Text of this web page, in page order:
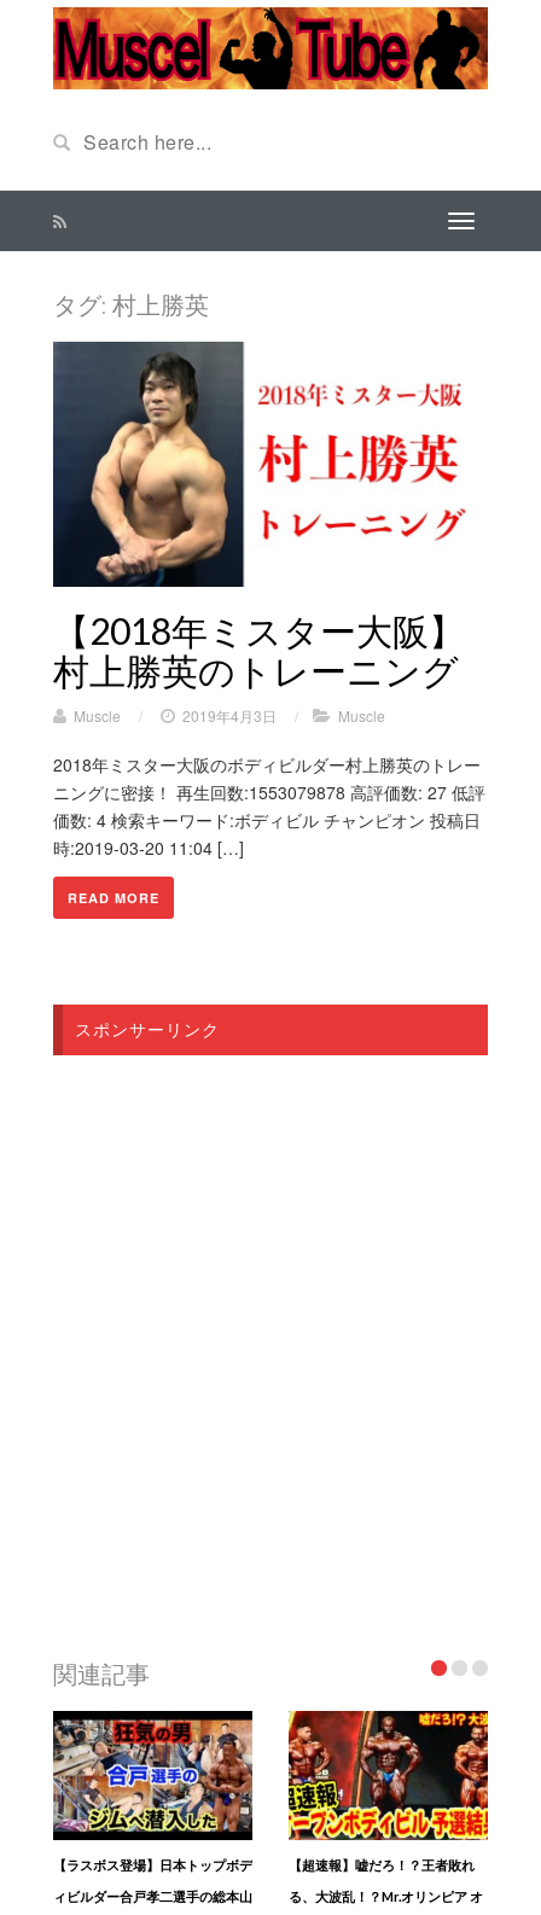
タグ: 村上勝英
【2018年ミスター大阪】
村上勝英のトレーニング
Muscle / 2019年4月3日 / Muscle
2018年ミスター大阪のボディビルダー村上勝英のトレー
ニングに密接！ 再生回数:1553079878 高評価数: 27 低評
価数: 4 検索キーワード:ボディビル チャンピオン 投稿日
時:2019-03-20 11:04 […]
READ MORE
スポンサーリンク
関連記事
【ラスボス登場】日本トップボデ
ィビルダー合戸孝二選手の総本山
【超速報】嘘だろ！？王者敗れ
る、大波乱！？Mr.オリンピア オ